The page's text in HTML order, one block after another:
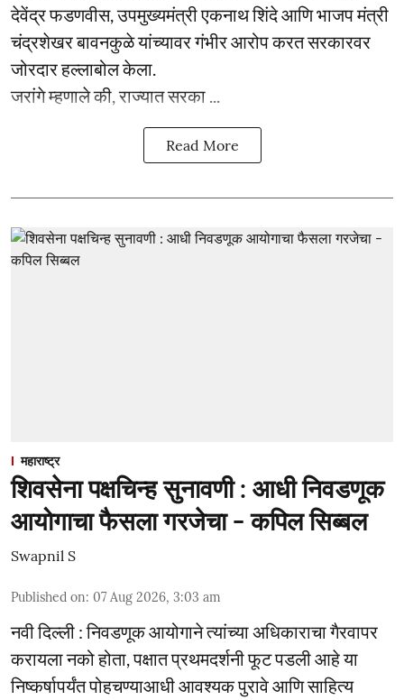
देवेंद्र फडणवीस, उपमुख्यमंत्री एकनाथ शिंदे आणि भाजप मंत्री
चंद्रशेखर बावनकुळे यांच्यावर गंभीर आरोप करत सरकारवर
जोरदार हल्लाबोल केला.
जरांगे म्हणाले की, राज्यात सरका ...
Read More
महाराष्ट्र
शिवसेना पक्षचिन्ह सुनावणी : आधी निवडणूक
आयोगाचा फैसला गरजेचा - कपिल सिब्बल
Swapnil S
Published on: 07 Aug 2026, 3:03 am
नवी दिल्ली : निवडणूक आयोगाने त्यांच्या अधिकाराचा गैरवापर
करायला नको होता, पक्षात प्रथमदर्शनी फूट पडली आहे या
निष्कर्षापर्यंत पोहचण्याआधी आवश्यक पुरावे आणि साहित्य